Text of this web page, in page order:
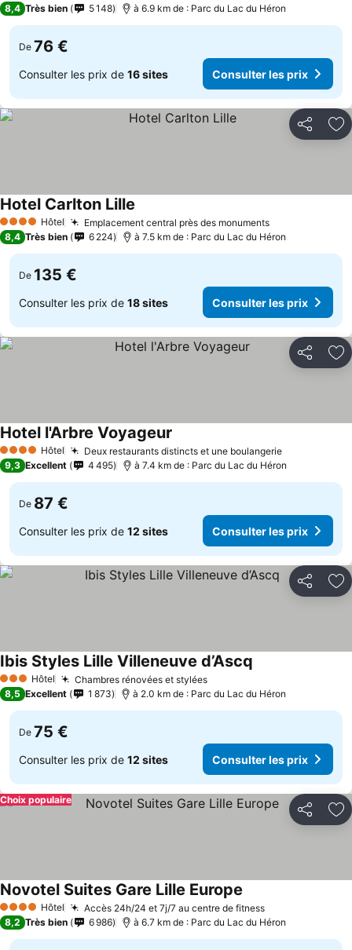
8,4 Très bien 5 148 à 6.9 km de : Parc du Lac du Héron
De 76 €
Consulter les prix de 16 sites Consulter les prix
Partager
4 Étoiles Hôtel Emplacement central près des monuments
Hotel Carlton Lille
8,4 Très bien 6 224 à 7.5 km de : Parc du Lac du Héron
De 135 €
Consulter les prix de 18 sites Consulter les prix
Partager
4 Étoiles Hôtel Deux restaurants distincts et une boulangerie
Hotel l'Arbre Voyageur
9,3 Excellent 4 495 à 7.4 km de : Parc du Lac du Héron
De 87 €
Consulter les prix de 12 sites Consulter les prix
Partager
3 ÉtoilesHôtel Chambres rénovées et stylées
Ibis Styles Lille Villeneuve d’Ascq
8,5 Excellent 1 873 à 2.0 km de : Parc du Lac du Héron
De 75 €
Consulter les prix de 12 sites Consulter les prix
Partager
Choix populaire
4 Étoiles Hôtel Accès 24h/24 et 7j/7 au centre de fitness
Novotel Suites Gare Lille Europe
8,2 Très bien 6 986 à 6.7 km de : Parc du Lac du Héron